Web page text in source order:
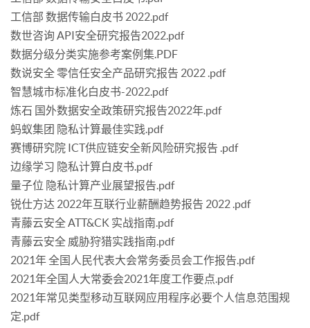
工信部 数据传输白皮书 2022.pdf
数世咨询 API安全研究报告2022.pdf
数据分级分类实施参考案例集.PDF
数说安全 零信任安全产品研究报告 2022 .pdf
智慧城市标准化白皮书-2022.pdf
炼石 国外数据安全政策研究报告2022年.pdf
蚂蚁集团 隐私计算最佳实践.pdf
赛博研究院 ICT供应链安全新风险研究报告 .pdf
边缘学习 隐私计算白皮书.pdf
量子位 隐私计算产业展望报告.pdf
锐仕方达 2022年互联行业薪酬趋势报告 2022 .pdf
青藤云安全 ATT&CK 实战指南.pdf
青藤云安全 威胁狩猎实践指南.pdf
2021年 全国人民代表大会常务委员会工作报告.pdf
2021年全国人大常委会2021年度工作要点.pdf
2021年常见类型移动互联网应用程序必要个人信息范围规
定.pdf